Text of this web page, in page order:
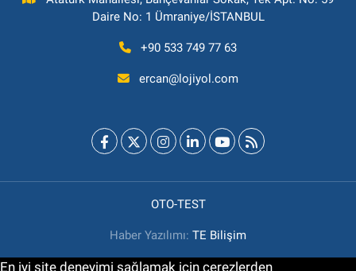
Daire No: 1 Ümraniye/İSTANBUL
+90 533 749 77 63
ercan@lojiyol.com
OTO-TEST
Haber Yazılımı: TE Bilişim
En iyi site deneyimi sağlamak için çerezlerden